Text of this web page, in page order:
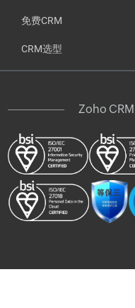
免费CRM
CRM选型
Zoho